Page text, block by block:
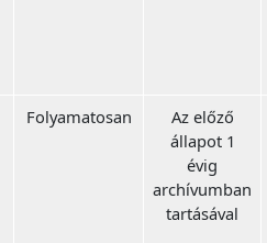
Folyamatosan
Az előző
állapot 1
évig
archívumban
tartásával